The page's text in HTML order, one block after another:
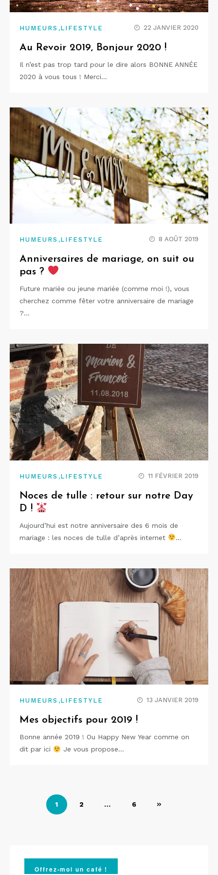
HUMEURS ,LIFESTYLE 22 JANVIER 2020
Au Revoir 2019, Bonjour 2020 !
Il n’est pas trop tard pour le dire alors BONNE ANNÉE
2020 à vous tous ! Merci…
HUMEURS ,LIFESTYLE 8 AOÛT 2019
Anniversaires de mariage, on suit ou
pas ?
Future mariée ou jeune mariée (comme moi !), vous
cherchez comme fêter votre anniversaire de mariage
?…
HUMEURS ,LIFESTYLE 11 FÉVRIER 2019
Noces de tulle : retour sur notre Day
D !
Aujourd’hui est notre anniversaire des 6 mois de
mariage : les noces de tulle d’après internet
…
HUMEURS ,LIFESTYLE 13 JANVIER 2019
Mes objectifs pour 2019 !
Bonne année 2019 ! Ou Happy New Year comme on
dit par ici
Je vous propose…
Pagination
1 2 … 6